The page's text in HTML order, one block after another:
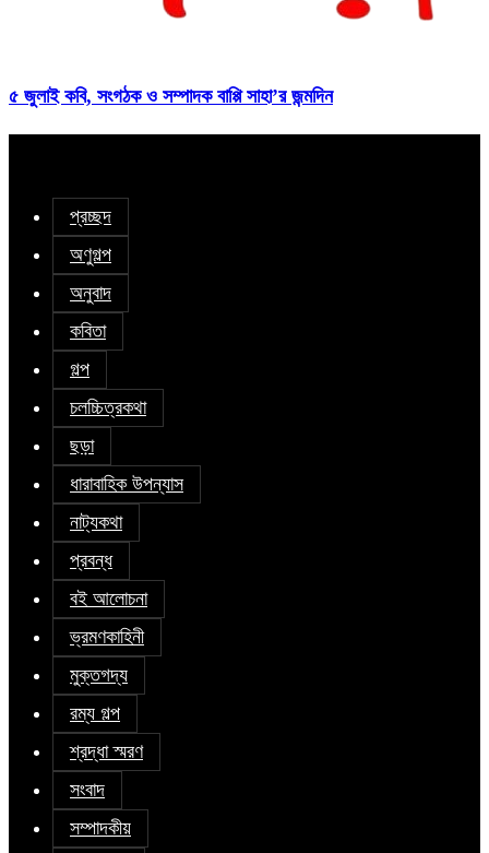
৫ জুলাই কবি, সংগঠক ও সম্পাদক বাপ্পি সাহা’র জন্মদিন
প্রচ্ছদ
অণুগল্প
অনুবাদ
কবিতা
গল্প
চলচ্চিত্রকথা
ছড়া
ধারাবাহিক উপন্যাস
নাট্যকথা
প্রবন্ধ
বই আলোচনা
ভ্রমণকাহিনী
মুক্তগদ্য
রম্য গল্প
শ্রদ্ধা স্মরণ
সংবাদ
সম্পাদকীয়